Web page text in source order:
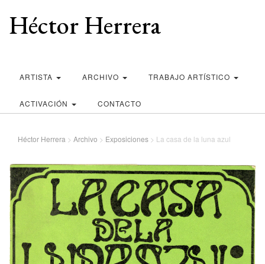
Héctor Herrera
ARTISTA ARCHIVO TRABAJO ARTÍSTICO
ACTIVACIÓN CONTACTO
Héctor Herrera > Archivo > Exposiciones > La casa de la luna azul